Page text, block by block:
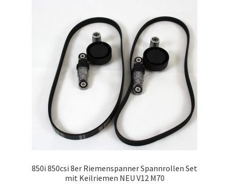
850i 850csi 8er Riemenspanner Spannrollen Set
mit Keilriemen NEU V12 M70